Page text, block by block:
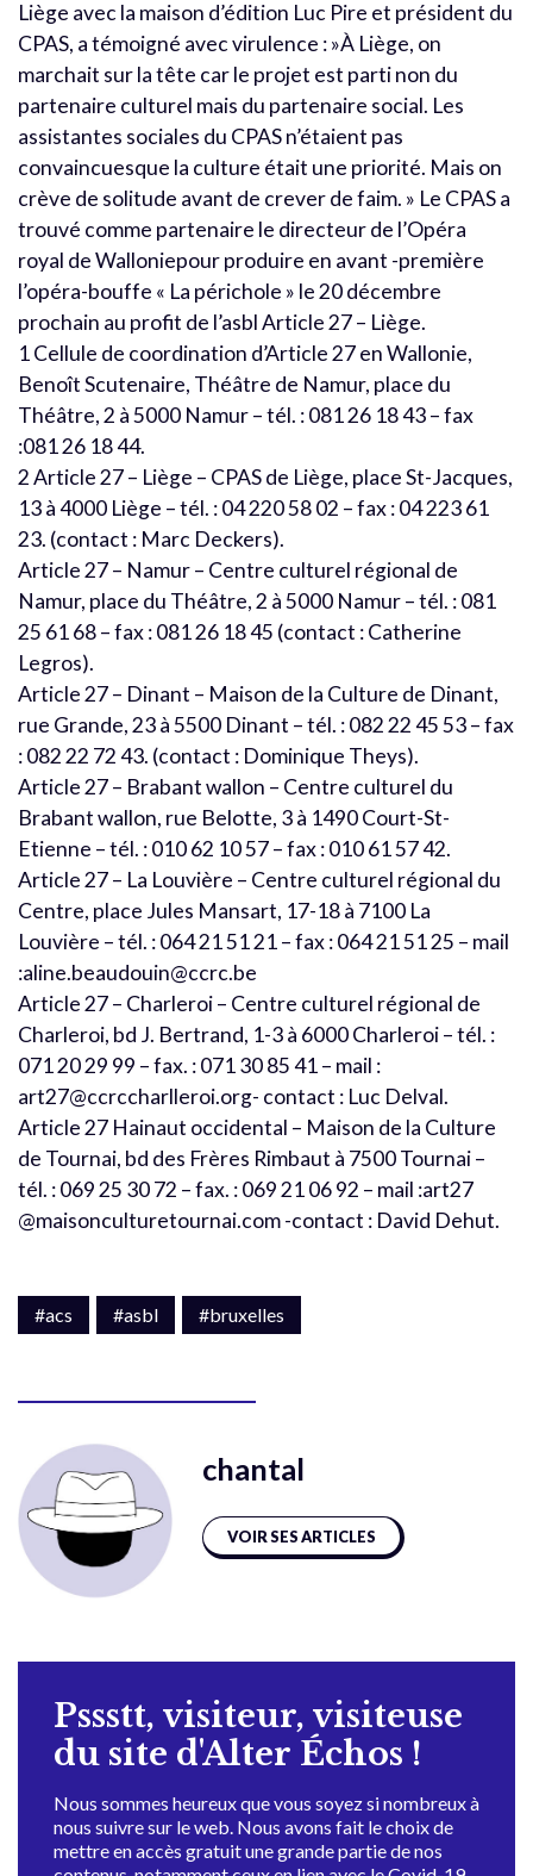
Liège avec la maison d’édition Luc Pire et président du
CPAS, a témoigné avec virulence : »À Liège, on
marchait sur la tête car le projet est parti non du
partenaire culturel mais du partenaire social. Les
assistantes sociales du CPAS n’étaient pas
convaincuesque la culture était une priorité. Mais on
crève de solitude avant de crever de faim. » Le CPAS a
trouvé comme partenaire le directeur de l’Opéra
royal de Walloniepour produire en avant -première
l’opéra-bouffe « La périchole » le 20 décembre
prochain au profit de l’asbl Article 27 – Liège.
1 Cellule de coordination d’Article 27 en Wallonie,
Benoît Scutenaire, Théâtre de Namur, place du
Théâtre, 2 à 5000 Namur – tél. : 081 26 18 43 – fax
:081 26 18 44.
2 Article 27 – Liège – CPAS de Liège, place St-Jacques,
13 à 4000 Liège – tél. : 04 220 58 02 – fax : 04 223 61
23. (contact : Marc Deckers).
Article 27 – Namur – Centre culturel régional de
Namur, place du Théâtre, 2 à 5000 Namur – tél. : 081
25 61 68 – fax : 081 26 18 45 (contact : Catherine
Legros).
Article 27 – Dinant – Maison de la Culture de Dinant,
rue Grande, 23 à 5500 Dinant – tél. : 082 22 45 53 – fax
: 082 22 72 43. (contact : Dominique Theys).
Article 27 – Brabant wallon – Centre culturel du
Brabant wallon, rue Belotte, 3 à 1490 Court-St-
Etienne – tél. : 010 62 10 57 – fax : 010 61 57 42.
Article 27 – La Louvière – Centre culturel régional du
Centre, place Jules Mansart, 17-18 à 7100 La
Louvière – tél. : 064 21 51 21 – fax : 064 21 51 25 – mail
:aline.beaudouin@ccrc.be
Article 27 – Charleroi – Centre culturel régional de
Charleroi, bd J. Bertrand, 1-3 à 6000 Charleroi – tél. :
071 20 29 99 – fax. : 071 30 85 41 – mail :
art27@ccrccharlleroi.org- contact : Luc Delval.
Article 27 Hainaut occidental – Maison de la Culture
de Tournai, bd des Frères Rimbaut à 7500 Tournai –
tél. : 069 25 30 72 – fax. : 069 21 06 92 – mail :art27
@maisonculturetournai.com -contact : David Dehut.
#acs #asbl #bruxelles
chantal
VOIR SES ARTICLES
Pssstt, visiteur, visiteuse
du site d'Alter Échos !
Nous sommes heureux que vous soyez si nombreux à
nous suivre sur le web. Nous avons fait le choix de
mettre en accès gratuit une grande partie de nos